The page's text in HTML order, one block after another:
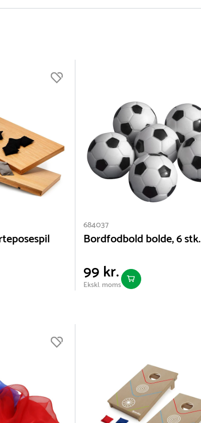
(3)
Flere filtre
684037
Bordfodbold bolde, 6 stk.
99 kr.
Ekskl. moms